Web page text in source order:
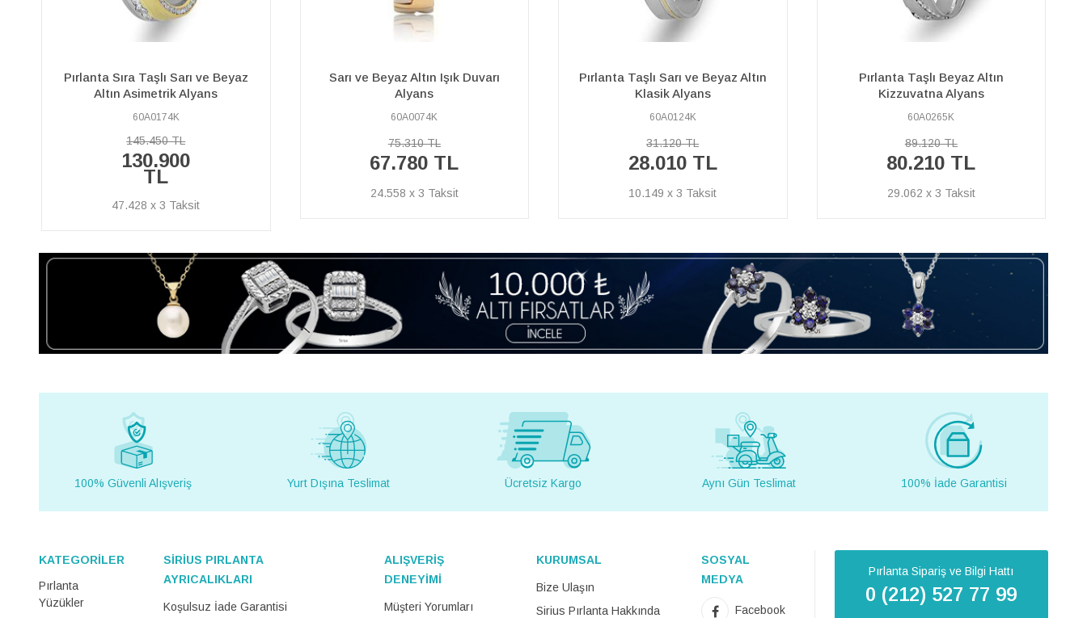
Sarı ve Beyaz Altın Işık Duvarı
Alyans
60A0074K
75.310 TL
67.780 TL
Pırlanta Taşlı Sarı ve Beyaz Altın
Klasik Alyans
60A0124K
31.120 TL
28.010 TL
10.149 x 3
Pırlanta Taşlı Beyaz Altın
Kizzuvatna Alyans
60A0265K
89.120 TL
80.210 TL
29.062 x 3
Çift Sıra Pırlanta Sarı ve Beyaz
Altın Phuket Alyans
60A0237K
99.250 TL
89.320 TL
32.362 x 3
100% Güvenli Alışveriş Yurt Dışına Teslimat Ücretsiz Kargo Aynı Gün Teslimat 100% İade Garantisi
KATEGORİLER
Pırlanta
Yüzükler
SİRİUS PIRLANTA
AYRICALIKLARI
Koşulsuz İade Garantisi
ALIŞVERİŞ
DENEYİMİ
Müşteri Yorumları
KURUMSAL
Bize Ulaşın
Sirius Pırlanta Hakkında
SOSYAL
MEDYA
Facebook
Pırlanta Sipariş ve Bilgi Hattı
0 (212) 527 77 99